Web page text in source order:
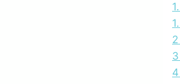
2
3
4